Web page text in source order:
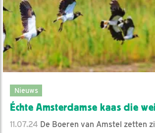
Nieuws
Échte Amsterdamse kaas die
11.07.24 De Boeren van Amstel zetten